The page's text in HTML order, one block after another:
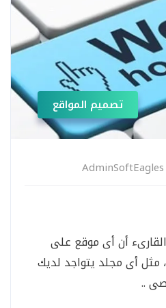
تصميم المواقع
AdminSoftEagles
أن أى موقع على
مثل أى مجلد يتواجد لديك
..